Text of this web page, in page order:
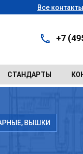
Все контакты
+7
СТАНДАРТЫ
ВЫШКИ